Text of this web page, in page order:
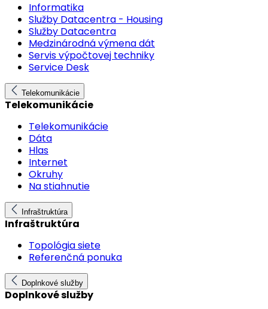
Informatika
Služby Datacentra - Housing
Služby Datacentra
Medzinárodná výmena dát
Servis výpočtovej techniky
Service Desk
Telekomunikácie
Telekomunikácie
Telekomunikácie
Dáta
Hlas
Internet
Okruhy
Na stiahnutie
Infraštruktúra
Infraštruktúra
Topológia siete
Referenčná ponuka
Doplnkové služby
Doplnkové služby